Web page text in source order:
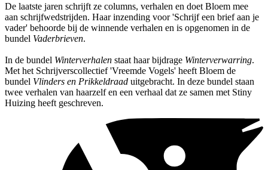
De laatste jaren schrijft ze columns, verhalen en doet Bloem mee
aan schrijfwedstrijden. Haar inzending voor 'Schrijf een brief aan je
vader' behoorde bij de winnende verhalen en is opgenomen in de
bundel Vaderbrieven.
In de bundel Winterverhalen staat haar bijdrage Winterverwarring.
Met het Schrijverscollectief 'Vreemde Vogels' heeft Bloem de
bundel Vlinders en Prikkeldraad uitgebracht. In deze bundel staan
twee verhalen van haarzelf en een verhaal dat ze samen met Stiny
Huizing heeft geschreven.